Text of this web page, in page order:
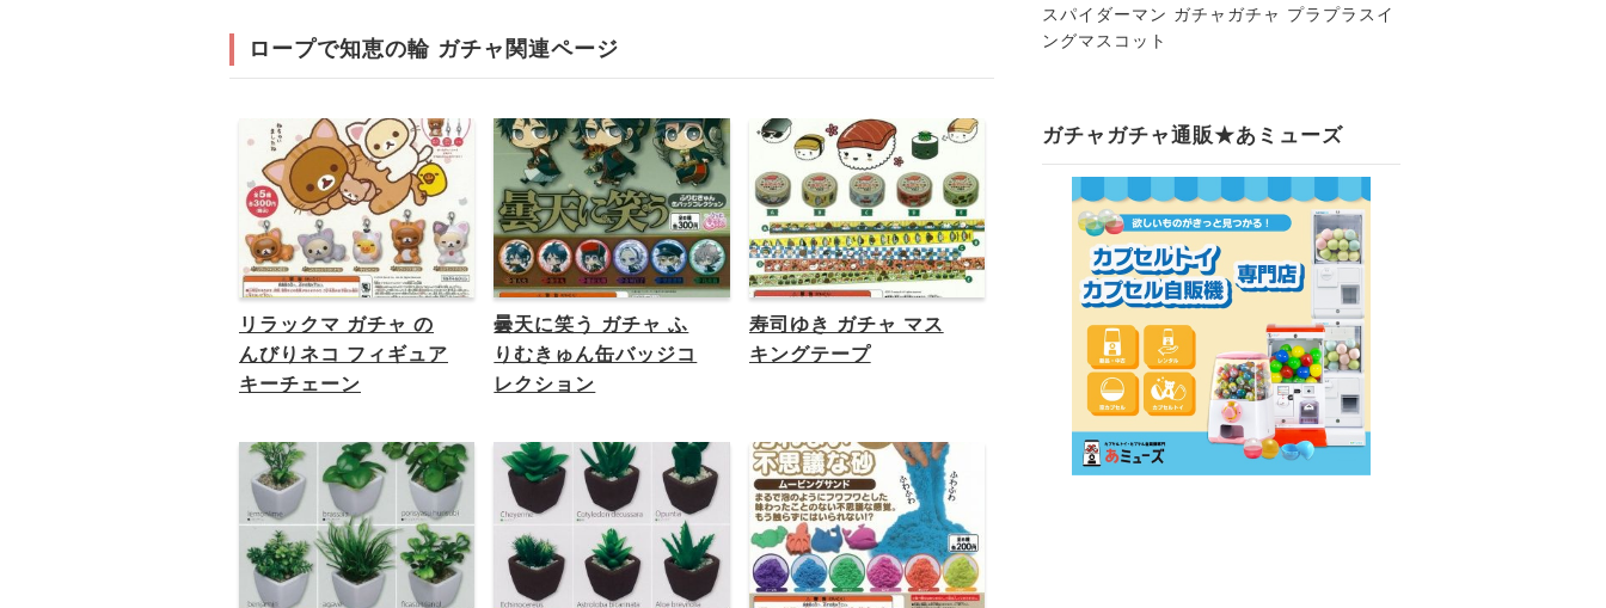
ロープで知恵の輪 ガチャ関連ページ
リラックマ ガチャ の
んびりネコ フィギュア
キーチェーン
曇天に笑う ガチャ ふ
りむきゅん缶バッジコ
レクション
寿司ゆき ガチャ マス
キングテープ
スパイダーマン ガチャガチャ プラプラスイ
ングマスコット
ガチャガチャ通販★あミューズ